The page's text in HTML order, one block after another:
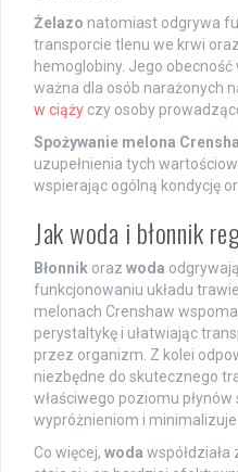
Żelazo natomiast odgrywa
transporcie tlenu we krwi
hemoglobiny. Jego
ważna dla osób narażonych
w ciąży czy osoby
Spożywanie melona
uzupełnienia tych
wspierając ogólną kondycję
Jak woda i błonnik
Błonnik oraz woda
funkcjonowaniu układu
melonach Crenshaw
perystaltykę i ułatwiając
przez organizm. Z kolei
niezbędne do skutecznego
właściwego poziomu
wypróżnieniom i minimalizuje
Co więcej, woda współdziała